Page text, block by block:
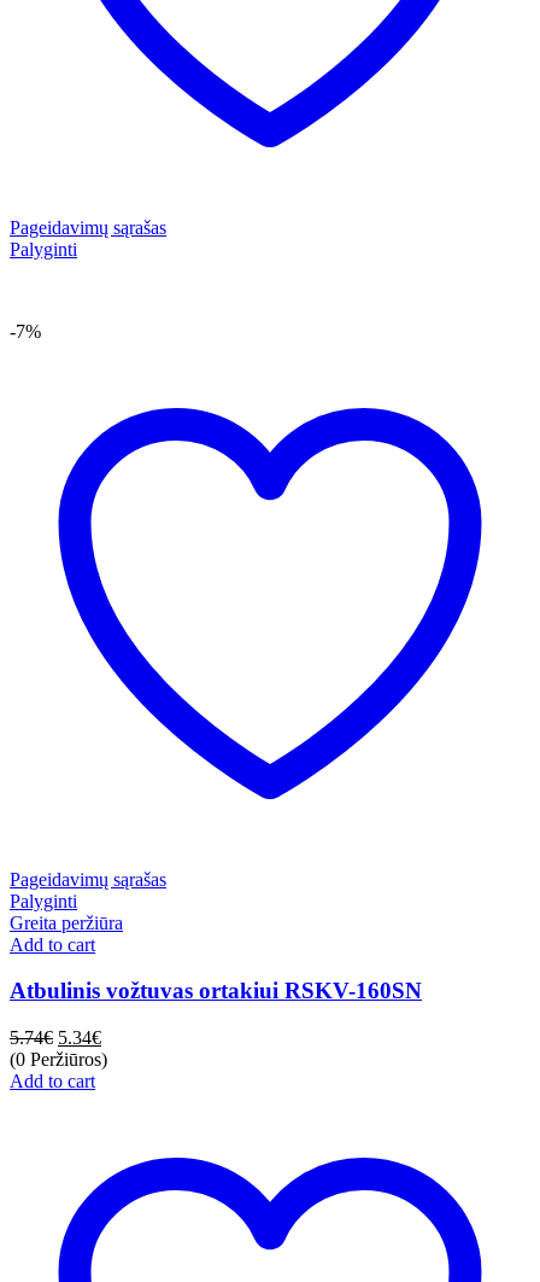
Pageidavimų sąrašas
Palyginti
-7%
Pageidavimų sąrašas
Palyginti
Greita peržiūra
Add to cart
Atbulinis vožtuvas ortakiui RSKV-160SN
5.74€ 5.34€
(0 Peržiūros)
Add to cart